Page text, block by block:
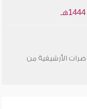
الأرشيفية من